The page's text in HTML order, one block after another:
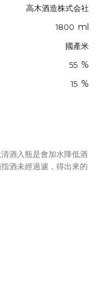
高木酒造株式会社
1800 ml
國產米
55 %
15 %
酒入瓶是會加水降低酒
酒未經過濾，得出來的